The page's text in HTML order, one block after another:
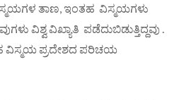
ತಾಣ, ಇಂತಹ ವಿಸ್ಮಯಗಳು
ವಿಶ್ವ ವಿಖ್ಯಾತಿ ಪಡೆದುಬಿಡುತ್ತಿದ್ದವು .
ವಿಸ್ಮಯ ಪ್ರದೇಶದ ಪರಿಚಯ